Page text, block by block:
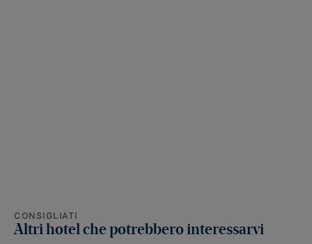
CONSIGLIATI
Altri hotel che potrebbero interessarvi